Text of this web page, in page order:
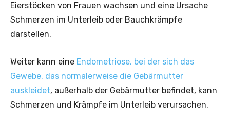
Eierstöcken von Frauen wachsen und eine Ursache
Schmerzen im Unterleib oder Bauchkrämpfe
darstellen.
Weiter kann eine Endometriose, bei der sich das
Gewebe, das normalerweise die Gebärmutter
auskleidet, außerhalb der Gebärmutter befindet, kann
Schmerzen und Krämpfe im Unterleib verursachen.